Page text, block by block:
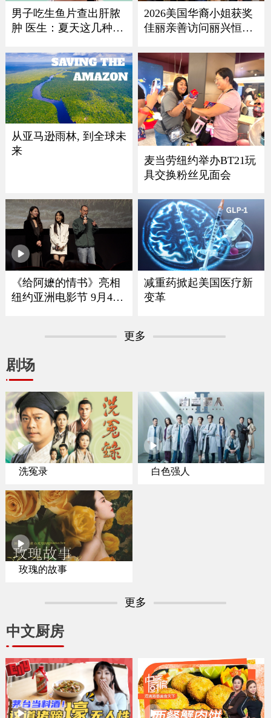
男子吃生鱼片查出肝脓
肿 医生：夏天这几种食
2026美国华裔小姐获奖
佳丽亲善访问丽兴恒生
从亚马逊雨林, 到全球未
来
麦当劳纽约举办BT21玩
具交换粉丝见面会
《给阿嬷的情书》亮相
纽约亚洲电影节 9月4日
减重药掀起美国医疗新
变革
更多
剧场
洗冤录 白色强人
玫瑰的故事
更多
中文厨房